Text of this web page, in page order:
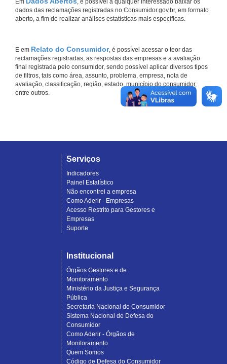
Em
, é possível a qualquer interessado baixar os
dados das reclamações registradas no Consumidor.gov.br, em formato
aberto, a fim de realizar análises estatísticas mais específicas.
E em Relato do Consumidor, é possível acessar o teor das
reclamações registradas, as respostas das empresas e a avaliação
final registrada pelo consumidor, sendo possível aplicar diversos tipos
de filtros, tais como área, assunto, problema, empresa, nota de
avaliação, classificação, região, estado, município do consumidor,
entre outros.
Serviços
Indicadores
Painel Estatístico
Não encontrei a empresa
Como Aderir - Empresas
Acesso Restrito para Gestores e
Empresas
Suporte
Institucional
Órgãos Gestores e de
Monitoramento
Ministério da Justiça e Segurança
Pública
Secretaria Nacional do Consumidor
Sistema Nacional de Defesa do
Consumidor
Como Aderir - Órgãos de
Monitoramento
Quem Somos
Código de Defesa do Consumidor